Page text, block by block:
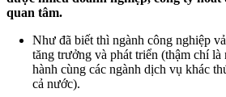
quan tâm.
Như đã biết thì ngành công nghiệp
tăng trưởng và phát triển (thậm chí là
hành cùng các ngành dịch vụ khác
cả nước).